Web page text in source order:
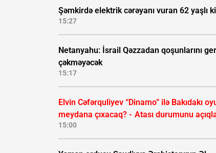
Şəmkirdə elektrik cərəyanı vuran 62 yaşlı
15:27
Netanyahu: İsrail Qəzzadan qoşunlarını
çəkməyəcək
15:17
Elvin Cəfərquliyev “Dinamo” ilə Bakıdakı
meydana çıxacaq? - Atası durumunu
15:00